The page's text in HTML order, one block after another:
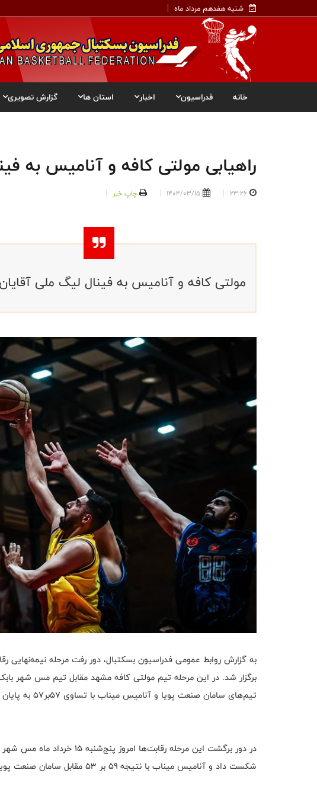
شنبه هفدهم مرداد ماه
خانه فدراسیون اخبار استان ها گزارش تصویری
راهیابی مولتی کافه و آنامیس به
23:26
1404/03/15 چاپ خبر
مولتی کافه و آنامیس به فینال لیگ ملی آقایان
تیم‌های سامان صنعت پویا و آنامیس میناب با تساوی ۵۷بر۵۷ به پایان رسید.
شکست داد و آنامیس میناب با نتیجه ۵۹ بر ۵۳ مقابل سامان صنعت پویا به پیروزی رسید.